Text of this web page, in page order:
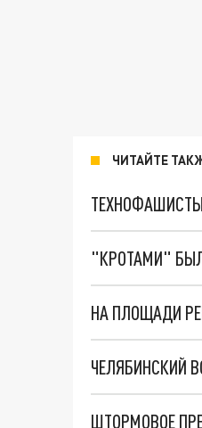
ЧИТАЙТЕ
ТЕХНОФАШИСТЫ
"КРОТАМИ"
НА ПЛОЩАДИ
ЧЕЛЯБИНСКИЙ
ШТОРМОВОЕ